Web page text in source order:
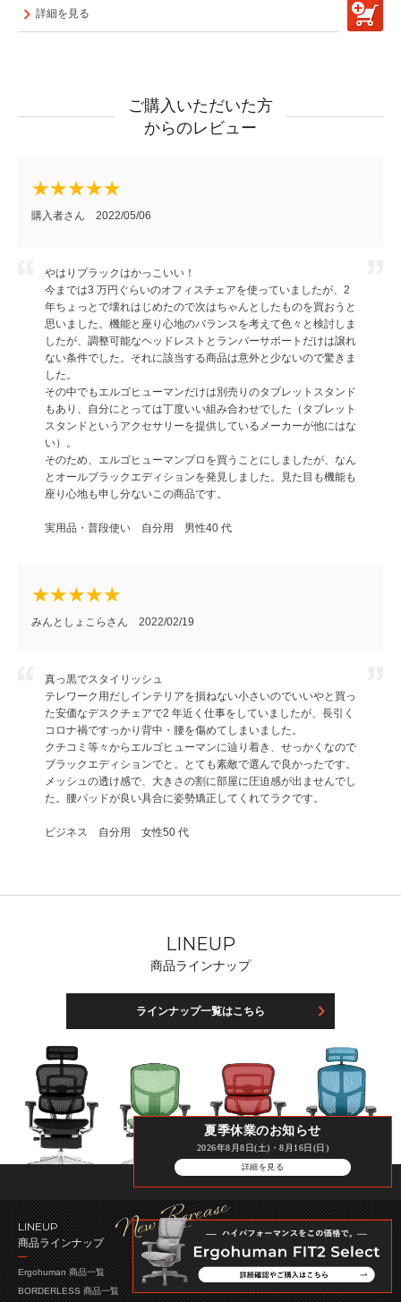
夏季休業のお知らせ
2026年8月8日(土)・8月16日(日)
詳細を見る
詳細を見る
ご購入いただいた方
からのレビュー
購入者さん 2022/05/06
やはりブラックはかっこいい！
今までは3 万円ぐらいのオフィスチェアを使っていましたが、2
年ちょっとで壊れはじめたので次はちゃんとしたものを買おうと
思いました。機能と座り心地のバランスを考えて色々と検討しま
したが、調整可能なヘッドレストとランバーサポートだけは譲れ
ない条件でした。それに該当する商品は意外と少ないので驚きま
した。
その中でもエルゴヒューマンだけは別売りのタブレットスタンド
もあり、自分にとっては丁度いい組み合わせでした（タブレット
スタンドというアクセサリーを提供しているメーカーが他にはな
い）。
そのため、エルゴヒューマンプロを買うことにしましたが、なん
とオールブラックエディションを発見しました。見た目も機能も
座り心地も申し分ないこの商品です。
実用品・普段使い 自分用 男性40 代
みんとしょこらさん 2022/02/19
真っ黒でスタイリッシュ
テレワーク用だしインテリアを損ねない小さいのでいいやと買っ
た安価なデスクチェアで2 年近く仕事をしていましたが、長引く
コロナ禍ですっかり背中・腰を傷めてしまいました。
クチコミ等々からエルゴヒューマンに辿り着き、せっかくなので
ブラックエディションでと。とても素敵で選んで良かったです。
メッシュの透け感で、大きさの割に部屋に圧迫感が出ませんでし
た。腰パッドが良い具合に姿勢矯正してくれてラクです。
ビジネス 自分用 女性50 代
LINEUP
商品ラインナップ
ラインナップ一覧はこちら
LINEUP
商品ラインナップ
Ergohuman 商品一覧
BORDERLESS 商品一覧